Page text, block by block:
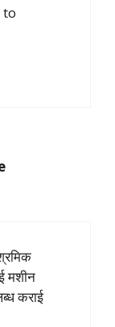
to
मशीन
कराई